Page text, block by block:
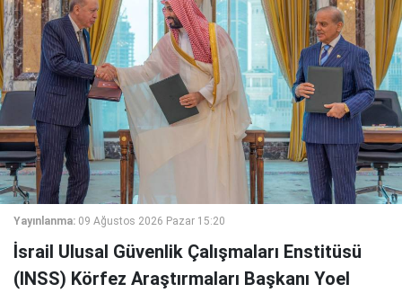
Yayınlanma: 09 Ağustos 2026 Pazar 15:20
İsrail Ulusal Güvenlik Çalışmaları Enstitüsü
(INSS) Körfez Araştırmaları Başkanı Yoel